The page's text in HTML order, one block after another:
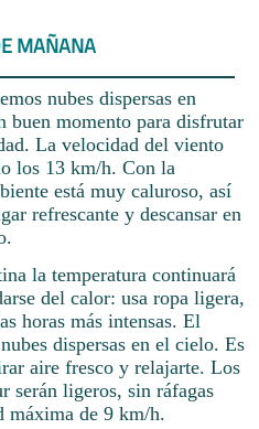
MAÑANA
nubes dispersas en
buen momento para disfrutar
La velocidad del viento
los 13 km/h. Con la
está muy caluroso, así
refrescante y descansar en
la temperatura continuará
del calor: usa ropa ligera,
horas más intensas. El
dispersas en el cielo. Es
aire fresco y relajarte. Los
serán ligeros, sin ráfagas
máxima de 9 km/h.